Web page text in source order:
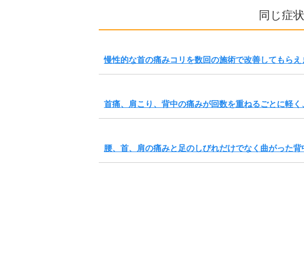
同じ症
慢性的な首の痛みコリを数回の施術で改善してもらえ
首痛、肩こり、背中の痛みが回数を重ねるごとに軽
腰、首、肩の痛みと足のしびれだけでなく曲がった